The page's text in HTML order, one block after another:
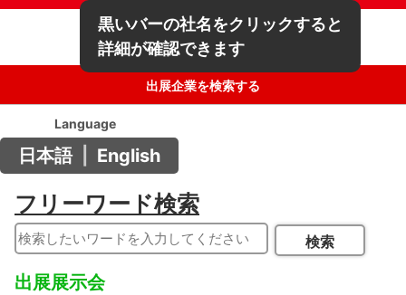
出展企業を検索する
Language
日本語 English
黒いバーの社名をクリックすると
詳細が確認できます
フリーワード検索
検索
出展展示会